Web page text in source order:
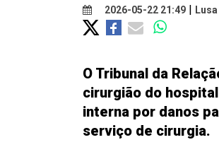
2026-05-22 21:49 | Lusa
O Tribunal da
cirurgião do
interna por danos
serviço de cirurgia.